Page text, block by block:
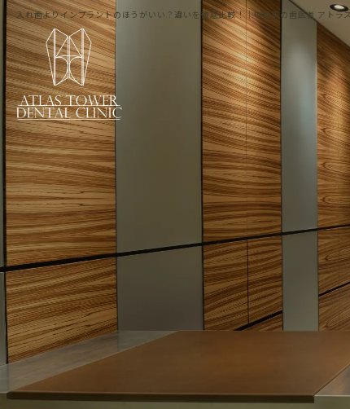
入れ歯よりインプラントのほうがいい？違いを徹底比較！｜中目黒の歯医者 アトラ